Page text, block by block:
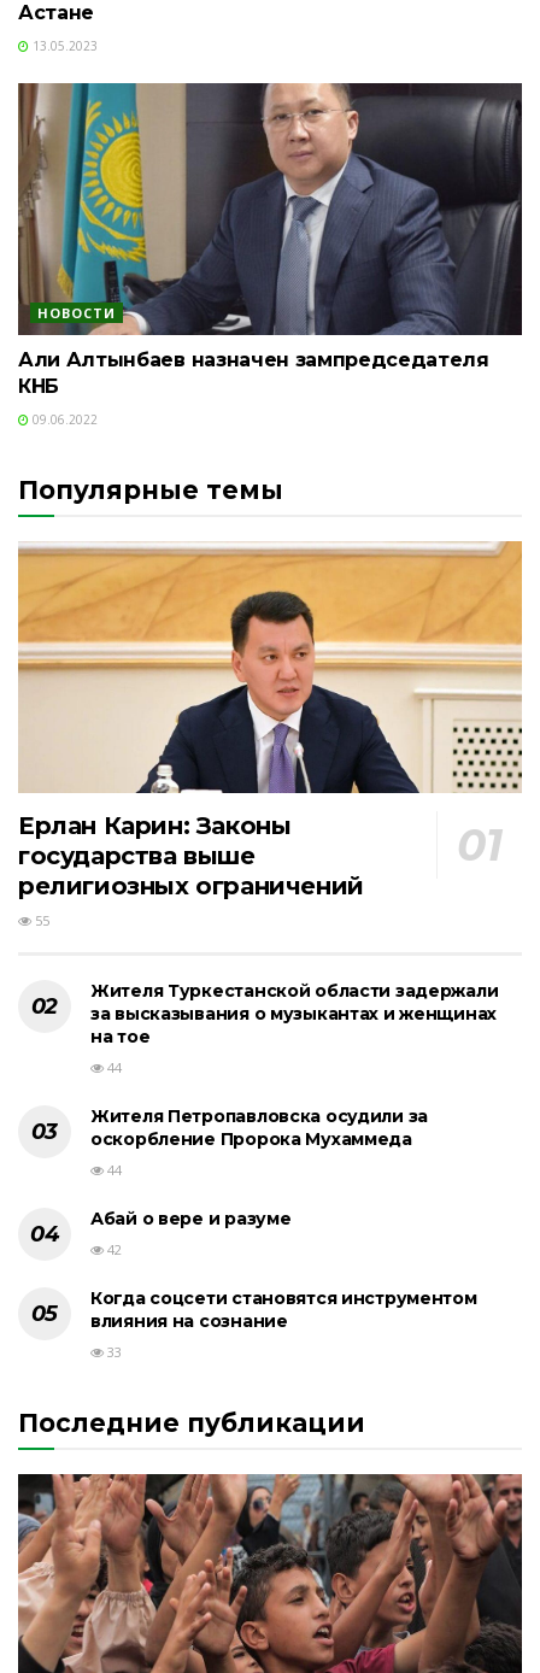
Астане
13.05.2023
НОВОСТИ
Али Алтынбаев назначен зампредседателя
КНБ
09.06.2022
Популярные темы
Ерлан Карин: Законы
государства выше
религиозных ограничений
55
Жителя Туркестанской области задержали
за высказывания о музыкантах и женщинах
на тое
44
Жителя Петропавловска осудили за
оскорбление Пророка Мухаммеда
44
Абай о вере и разуме
42
Когда соцсети становятся инструментом
влияния на сознание
33
Последние публикации